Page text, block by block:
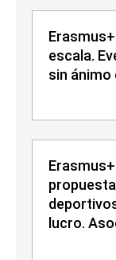
escala.
sin ánimo
lucro.